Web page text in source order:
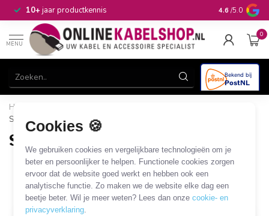
Cookies 🍪
We gebruiken cookies en vergelijkbare technologieën om je
beter en persoonlijker te helpen. Functionele cookies zorgen
ervoor dat de website goed werkt en hebben ook een
analytische functie. Zo maken we de website elke dag een
beetje beter. Wil je meer weten? Lees dan onzecookie- en
privacyverklaring
10+jaar productkennis 4.6 /5.0
MENU
0
Home
Sonos AMP
Sonos AMP
2 PRODUCTEN
Filters SORTEER OP